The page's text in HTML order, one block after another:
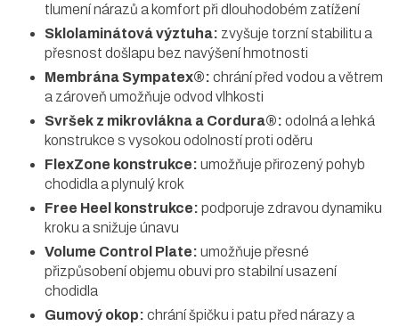
tlumení nárazů a komfort při dlouhodobém zatížení
Sklolaminátová výztuha: zvyšuje torzní stabilitu a
přesnost došlapu bez navýšení hmotnosti
Membrána Sympatex®: chrání před vodou a větrem
a zároveň umožňuje odvod vlhkosti
Svršek z mikrovlákna a Cordura®: odolná a lehká
konstrukce s vysokou odolností proti oděru
FlexZone konstrukce: umožňuje přirozený pohyb
chodidla a plynulý krok
Free Heel konstrukce: podporuje zdravou dynamiku
kroku a snižuje únavu
Volume Control Plate: umožňuje přesné
přizpůsobení objemu obuvi pro stabilní usazení
chodidla
Gumový okop: chrání špičku i patu před nárazy a